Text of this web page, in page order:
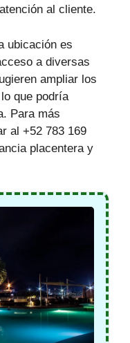
al cliente.
ubicación es
a diversas
ampliar los
que podría
Para más
al +52 783 169
placentera y